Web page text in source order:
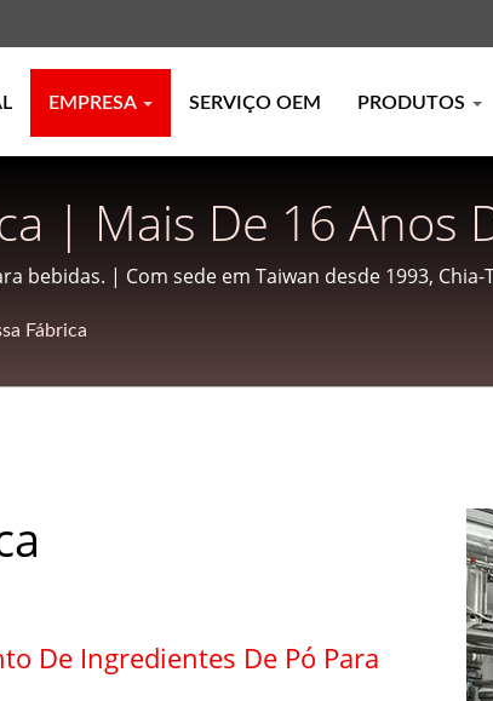
EMPRESA SERVIÇO OEM PRODUTOS
| Mais De 16 Anos
Ingredientes
CORP.
bebidas. | Com sede em Taiwan desde 1993,
Fábrica
De Ingredientes De Pó Para